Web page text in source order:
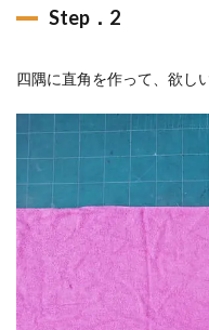
Step．2
四隅に直角を作って、欲し